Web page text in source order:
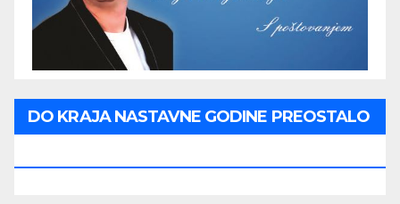
DO KRAJA NASTAVNE GODINE PREOSTALO